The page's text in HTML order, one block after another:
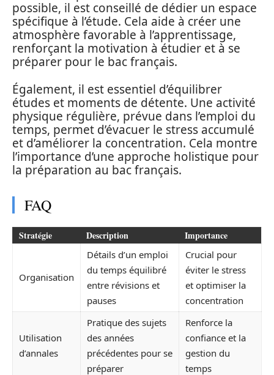
possible, il est conseillé de dédier un espace
spécifique à l’étude. Cela aide à créer une
atmosphère favorable à l’apprentissage,
renforçant la motivation à étudier et à se
préparer pour le bac français.
Également, il est essentiel d’équilibrer
études et moments de détente. Une activité
physique régulière, prévue dans l’emploi du
temps, permet d’évacuer le stress accumulé
et d’améliorer la concentration. Cela montre
l’importance d’une approche holistique pour
la préparation au bac français.
FAQ
Stratégie Description Importance
Organisation
Détails d’un emploi
du temps équilibré
entre révisions et
pauses
Crucial pour
éviter le stress
et optimiser la
concentration
Utilisation
d’annales
Pratique des sujets
des années
précédentes pour se
préparer
Renforce la
confiance et la
gestion du
temps